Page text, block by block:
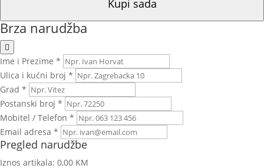
Kupi sada
Brza narudžba
Ime i Prezime *
Ulica i kućni broj *
Grad *
Postanski broj *
Mobitel / Telefon *
Email adresa *
Pregled narudžbe
Iznos artikala: 0,00 KM